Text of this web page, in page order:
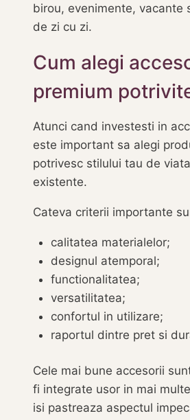
birou, evenimente, vacante
de zi cu zi.
Cum alegi
premium
Atunci cand investesti in
este important sa alegi
potrivesc stilului tau de
existente.
Cateva criterii importante
calitatea materialelor;
designul atemporal;
functionalitatea;
versatilitatea;
confortul in utilizare;
raportul dintre pret si
Cele mai bune accesorii
fi integrate usor in mai
isi pastreaza aspectul